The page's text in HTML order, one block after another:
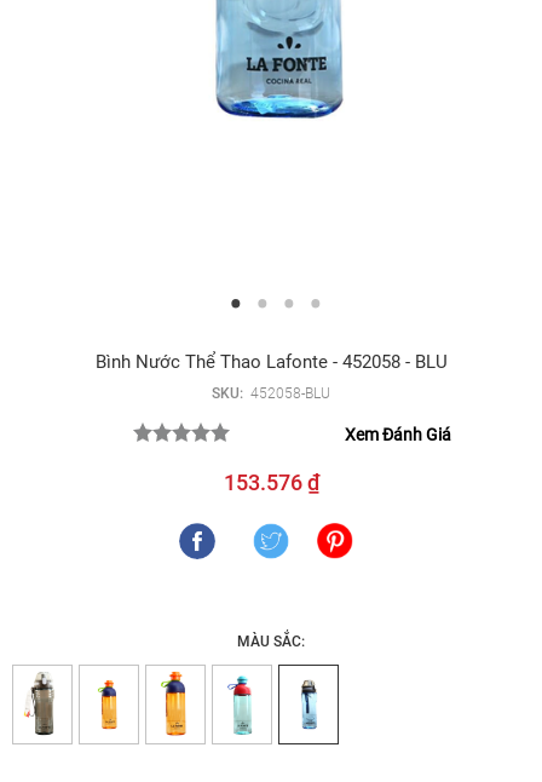
Bình Nước Thể Thao Lafonte - 452058 - BLU
SKU: 452058-BLU
Xem Đánh Giá
153.576 ₫
MÀU SẮC: